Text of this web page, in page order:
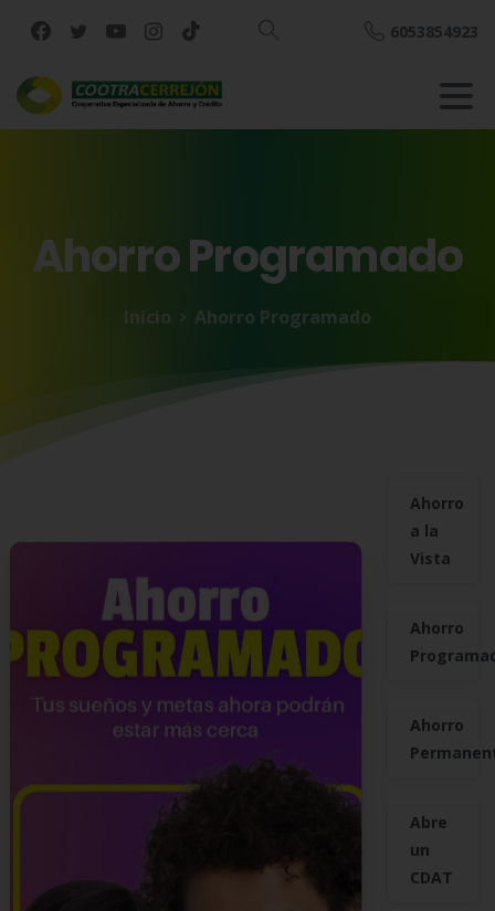
Buscar
6053854923
AhorroProgramado
Inicio Ahorro Programado
Ahorro
a la
Vista
Ahorro
Ahorro
Abre
un
CDAT